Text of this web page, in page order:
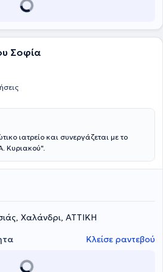
Σοφία
ιατρείο και συνεργάζεται με το
Κυριακού".
Χαλάνδρι, ΑΤΤΙΚΗ
Κλείσε ραντεβού